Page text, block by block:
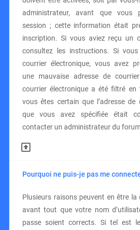
administrateur, avant que vous
session ; cette information était
inscription. Si vous aviez reçu un
consultez les instructions. Si
courrier électronique, vous avez
une mauvaise adresse de
courrier électronique a été filtré en
vous êtes certain que l’adresse de
que vous avez spécifiée était
contacter un administrateur du
Pourquoi ne puis-je pas me
Plusieurs raisons peuvent en être la
avant tout que votre nom
passe soient corrects. Si tel est